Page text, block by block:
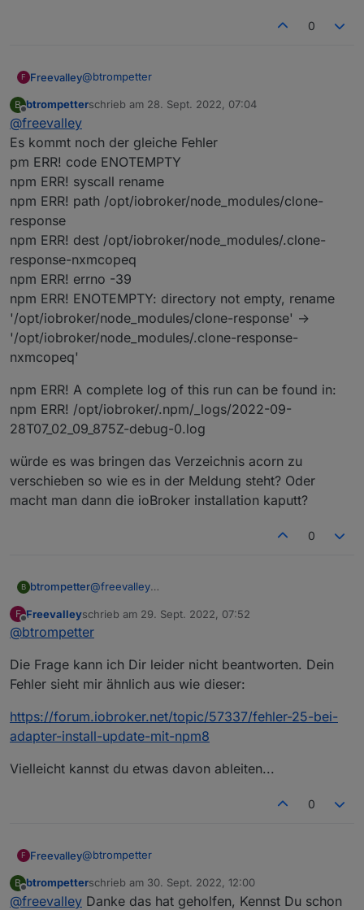
0
F Freevalley@btrompetter
Versuchs mal so auf der Console:
npm i iobroker.ecoflow
So hat es bei mir geklappt. Ich konnte danach den
Adapter über die GUI finden und installieren.
B
Offline
btrompetterschrieb am 28. Sept. 2022, 07:04
zuletzt editiert von
@freevalley
Es kommt noch der gleiche Fehler
pm ERR! code ENOTEMPTY
npm ERR! syscall rename
npm ERR! path /opt/iobroker/node_modules/clone-
response
npm ERR! dest /opt/iobroker/node_modules/.clone-
response-nxmcopeq
npm ERR! errno -39
npm ERR! ENOTEMPTY: directory not empty, rename
'/opt/iobroker/node_modules/clone-response' ->
'/opt/iobroker/node_modules/.clone-response-
nxmcopeq'
npm ERR! A complete log of this run can be found in:
npm ERR! /opt/iobroker/.npm/_logs/2022-09-
28T07_02_09_875Z-debug-0.log
würde es was bringen das Verzeichnis acorn zu
verschieben so wie es in der Meldung steht? Oder
macht man dann die ioBroker installation kaputt?
0
B btrompetter@freevalley
pm ERR! code ENOTEMPTY
npm ERR! syscall rename
/opt/iobroker/node_modules/clone-response
npm ERR! dest
nxmcopeq
npm ERR! errno -39
npm ERR! ENOTEMPTY: directory not empty,
response' -> '/opt/iobroker/node_modules/.clone-
npm ERR! A complete log of this run can be found
in:
28T07_02_09_875Z-debug-0.log
verschieben so wie es in der Meldung steht?
Oder macht man dann die ioBroker installation
F
Offline
Freevalleyschrieb am 29. Sept. 2022, 07:52
zuletzt editiert von
@btrompetter
Die Frage kann ich Dir leider nicht beantworten. Dein
Fehler sieht mir ähnlich aus wie dieser:
https://forum.iobroker.net/topic/57337/fehler-25-bei-
adapter-install-update-mit-npm8
Vielleicht kannst du etwas davon ableiten...
0
F Freevalley@btrompetter
Die Frage kann ich Dir leider nicht beantworten.
Dein Fehler sieht mir ähnlich aus wie dieser:
B
Offline
btrompetterschrieb am 30. Sept. 2022, 12:00
zuletzt editiert von
@freevalley Danke das hat geholfen, Kennst Du schon